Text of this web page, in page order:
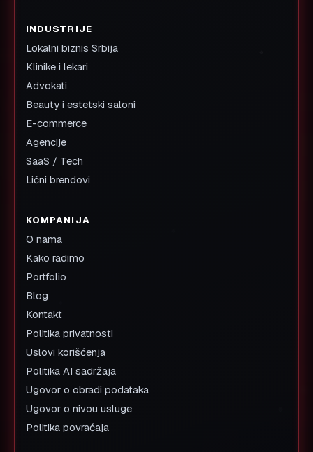
INDUSTRIJE
Lokalni biznis Srbija
Klinike i lekari
Advokati
Beauty i estetski saloni
E-commerce
Agencije
SaaS / Tech
Lični brendovi
KOMPANIJA
O nama
Kako radimo
Portfolio
Blog
Kontakt
Politika privatnosti
Uslovi korišćenja
Politika AI sadržaja
Ugovor o obradi podataka
Ugovor o nivou usluge
Politika povraćaja